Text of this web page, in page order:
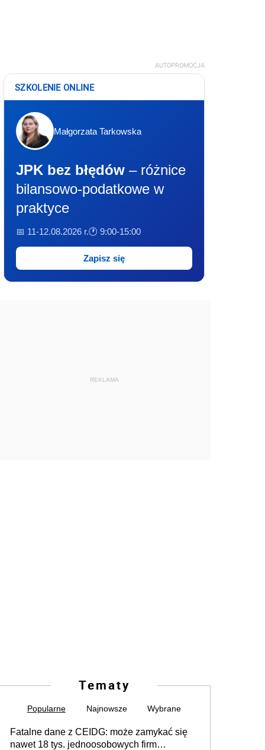
AUTOPROMOCJA
SZKOLENIE ONLINE
Małgorzata Tarkowska
JPK bez błędów – różnice
bilansowo-podatkowe w
praktyce
📅 11-12.08.2026 r.🕐 9:00-15:00
Zapisz się
REKLAMA
Tematy
Popularne Najnowsze Wybrane
Fatalne dane z CEIDG: może zamykać się
nawet 18 tys. jednoosobowych firm